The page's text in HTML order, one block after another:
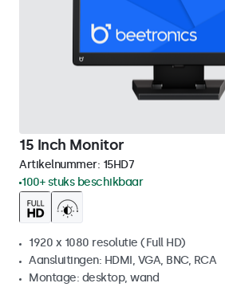
15 Inch Monitor
Artikelnummer: 15HD7
100+ stuks beschikbaar
1920 x 1080 resolutie (Full HD)
Aansluitingen: HDMI, VGA, BNC, RCA
Montage: desktop, wand